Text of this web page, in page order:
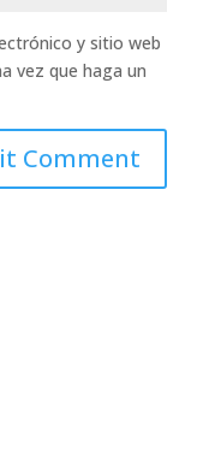
y sitio web
vez que haga un